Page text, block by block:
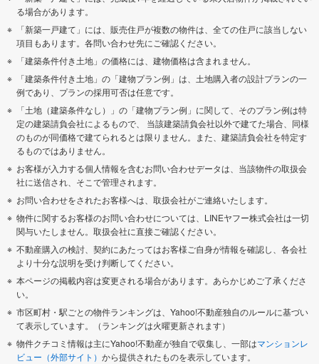
る場合があります。
「新築一戸建て」には、販売住戸が複数の物件は、全ての住戸に該当しない
項目もあります。各問い合わせ先にご確認ください。
「建築条件付き土地」の価格には、建物価格は含まれません。
「建築条件付き土地」の「建物プラン例」は、土地購入者の設計プランの一
例であり、プランの採用可否は任意です。
「土地（建築条件なし）」の「建物プラン例」に関して、そのプラン例は特
定の建築請負会社によるもので、 当該建築請負会社以外で建てた場合、同様
のものが同価格で建てられるとは限りません。また、建築請負会社を特定す
るものではありません。
お客様が入力する個人情報を含むお問い合わせデータは、当該物件の取扱会
社に送信され、そこで管理されます。
お問い合わせをされたお客様へは、取扱会社がご連絡いたします。
物件に関するお客様のお問い合わせについては、LINEヤフー株式会社は一切
関与いたしません。取扱会社に直接ご確認ください。
不動産購入の検討、契約にあたってはお客様ご自身が情報を確認し、各会社
より十分な説明を受け判断してください。
本ページの掲載内容は変更される場合があります。あらかじめご了承くださ
い。
市区町村・駅ごとの物件ランキングは、Yahoo!不動産独自のルールに基づい
て表示しています。（ランキングは火曜更新されます）
物件クチコミ情報は主にYahoo!不動産が独自で収集し、一部はマンションレ
ビュー（外部サイト） から提供されたものを表示しています。